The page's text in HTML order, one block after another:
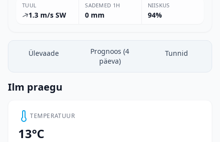
TUUL
1.3 m/s SW
SADEMED 1H
0 mm
NIISKUS
94%
Ülevaade
Prognoos (4
päeva)
Tunnid
Ilm praegu
TEMPERATUUR
13°C